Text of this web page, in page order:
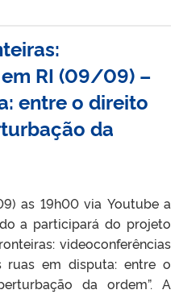
RI (09/09) –
entre o direito
da
as 19h00 via Youtube a
a participará do projeto
videoconferências
ruas em disputa: entre o
da ordem”. A